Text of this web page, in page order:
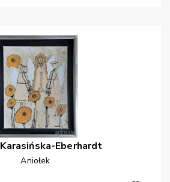
Karasińska-Eberhardt
Aniołek